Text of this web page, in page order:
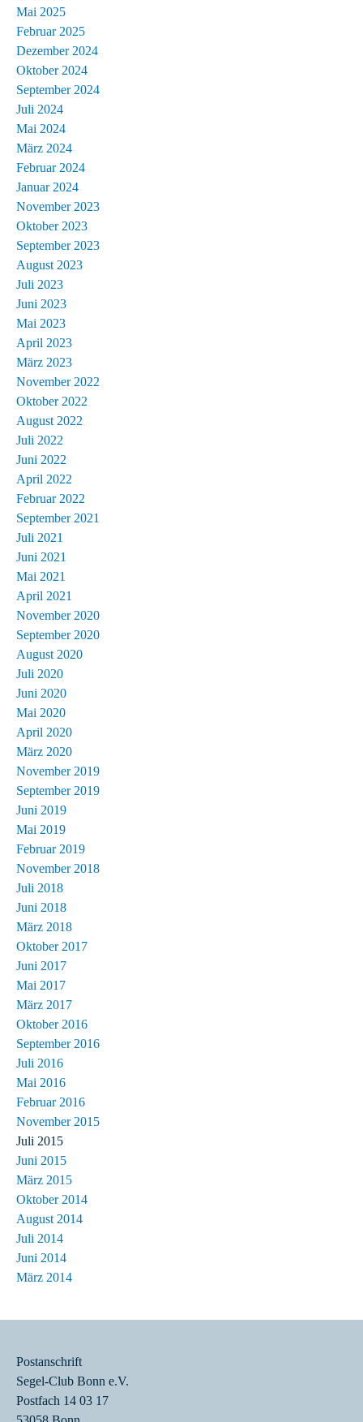
Mai 2025
Februar 2025
Dezember 2024
Oktober 2024
September 2024
Juli 2024
Mai 2024
März 2024
Februar 2024
Januar 2024
November 2023
Oktober 2023
September 2023
August 2023
Juli 2023
Juni 2023
Mai 2023
April 2023
März 2023
November 2022
Oktober 2022
August 2022
Juli 2022
Juni 2022
April 2022
Februar 2022
September 2021
Juli 2021
Juni 2021
Mai 2021
April 2021
November 2020
September 2020
August 2020
Juli 2020
Juni 2020
Mai 2020
April 2020
März 2020
November 2019
September 2019
Juni 2019
Mai 2019
Februar 2019
November 2018
Juli 2018
Juni 2018
März 2018
Oktober 2017
Juni 2017
Mai 2017
März 2017
Oktober 2016
September 2016
Juli 2016
Mai 2016
Februar 2016
November 2015
Juli 2015
Juni 2015
März 2015
Oktober 2014
August 2014
Juli 2014
Juni 2014
März 2014
Postanschrift
Segel-Club Bonn e.V.
Postfach 14 03 17